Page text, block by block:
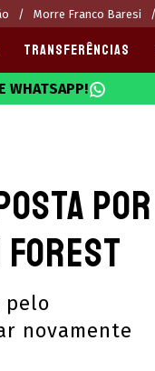
Morre Franco Baresi
TRANSFERÊNCIAS
WHATSAPP!
por
Forest
pelo
novamente